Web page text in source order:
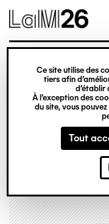
Gestion des cookies
Ce site utilise des
tiers afin
d’établir
À l’exception des
du site, vous
Tout
contenu